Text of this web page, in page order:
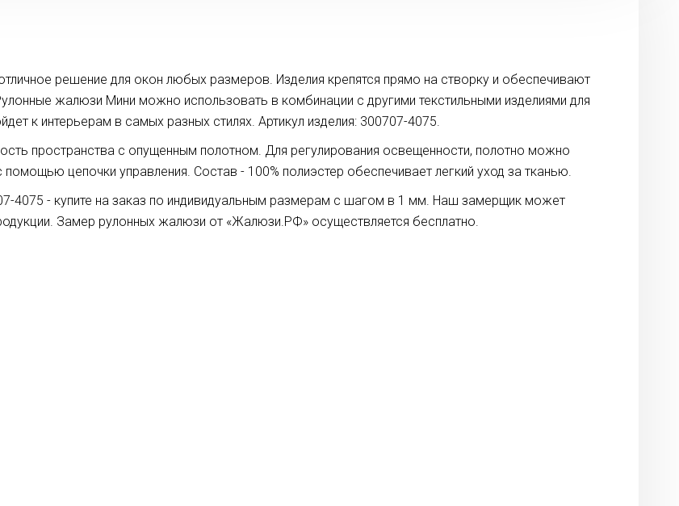
решение для окон любых размеров. Изделия крепятся прямо на створку и обеспечивают
жалюзи Мини можно использовать в комбинации с другими текстильными изделиями для
к интерьерам в самых разных стилях. Артикул изделия: 300707-4075.
пространства с опущенным полотном. Для регулирования освещенности, полотно можно
цепочки управления. Состав - 100% полиэстер обеспечивает легкий уход за тканью.
4075 - купите на заказ по индивидуальным размерам с шагом в 1 мм. Наш замерщик может
Замер рулонных жалюзи от «Жалюзи.РФ» осуществляется бесплатно.